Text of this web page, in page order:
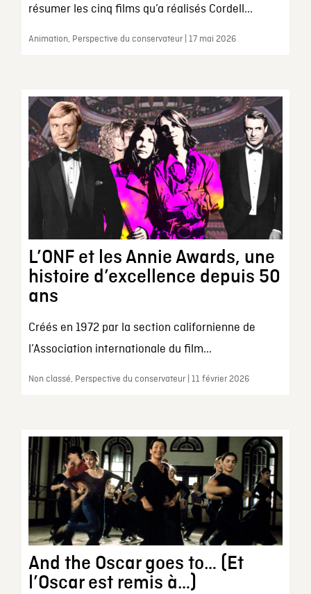
résumer les cinq films qu’a réalisés Cordell...
Animation, Perspective du conservateur | 17 mai 2026
L’ONF et les Annie Awards, une
histoire d’excellence depuis 50
ans
Créés en 1972 par la section californienne de
l’Association internationale du film...
Non classé, Perspective du conservateur | 11 février 2026
And the Oscar goes to… (Et
l’Oscar est remis à…)